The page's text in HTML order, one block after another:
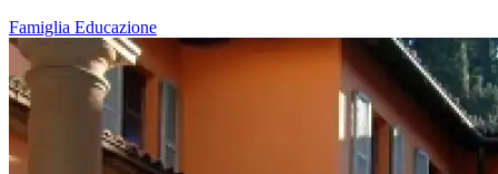
Famiglia Educazione